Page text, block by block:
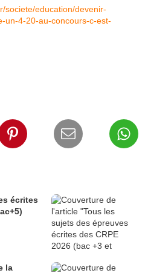
societe/education/devenir-
un-4-20-au-concours-c-est-
écrites
la